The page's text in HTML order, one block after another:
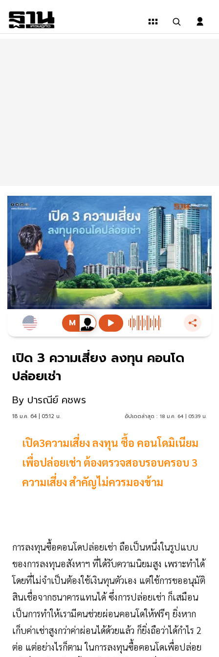
เปิด 3 ความเสี่ยง ลงทุน คอนโด
ปล่อยเช่า
By ปารณีย์ คชพร
18 ม.ค. 64 | 05:12 น. อัปเดตล่าสุด : 18 ม.ค. 64 | 05:39 น.
เปิด3ความเสี่ยง ลงทุน ซื้อ คอนโดมิเนียม
เพื่อปล่อยเช่า ต้องตรวจสอบรอบครอบ 3
ความเสี่ยง สำคัญไม่ควรมองข้าม
การลงทุนซื้อคอนโดปล่อยเช่า ถือเป็นหนึ่งในรูปแบบ
ของการลงทุนอสังหาฯ ที่ได้รับความนิยมสูง เพราะทำได้
โดยที่ไม่จำเป็นต้องใช้เงินทุนตัวเอง แต่ใช้การขออนุมัติ
สินเชื่อจากธนาคารแทนได้ ซึ่งการปล่อยเช่า ก็เสมือน
เป็นการทำให้เรามีคนช่วยผ่อนคอนโดให้ฟรีๆ ยิ่งหาก
เก็บค่าเช่าสูงกว่าค่าผ่อนได้ด้วยแล้ว ก็ยิ่งถือว่าได้กำไร 2
ต่อ แต่อย่างไรก็ตาม ในการลงทุนซื้อคอนโดเพื่อปล่อย